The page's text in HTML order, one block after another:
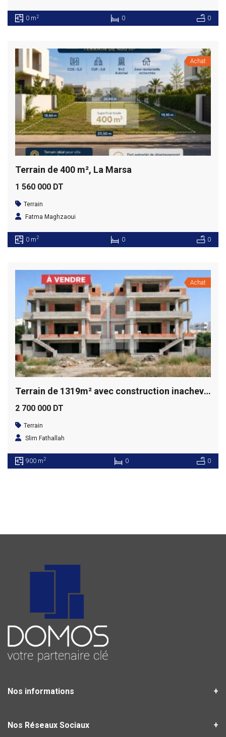
0 m2 0 0
Achat
Terrain de 400 m², La Marsa
1 560 000 DT
Terrain
Fatma Maghzaoui
0 m2 0 0
Achat
Terrain de 1319m² avec construction inachevée, Ain Zaghouan
2 700 000 DT
Terrain
Slim Fathallah
900 m2 0 0
Nos informations
Nos Réseaux Sociaux